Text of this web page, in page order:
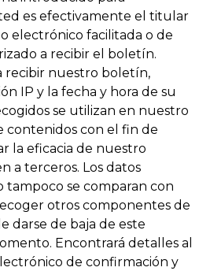
es efectivamente el titular
electrónico facilitada o de
a recibir el boletín.
recibir nuestro boletín,
IP y la fecha y hora de su
se utilizan en nuestro
contenidos con el fin de
la eficacia de nuestro
a terceros. Los datos
tampoco se comparan con
otros componentes de
darse de baja de este
Encontrará detalles al
de confirmación y